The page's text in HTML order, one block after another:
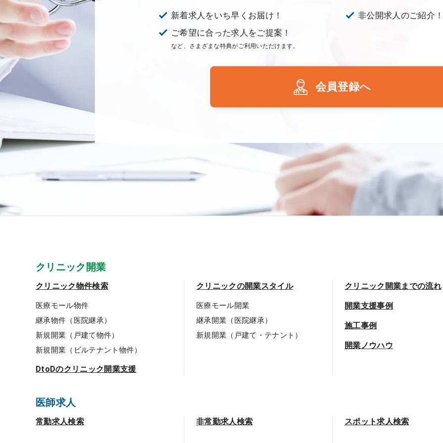
新着求人をいち早くお届け！
非公開求人のご紹介
ご希望に合った求人をご提案！
など、さまざまな特典がご利用いただけます。
会員登録へ
クリニック開業
クリニック物件検索
医療モール物件
継承物件（医院継承）
新規開業（戸建て物件）
新規開業（ビルテナント物件）
DtoDのクリニック開業支援
クリニックの開業スタイル
医療モール開業
継承開業（医院継承）
新規開業（戸建て・テナント）
クリニック開業までの流れ
開業支援事例
施工事例
開業ノウハウ
医師求人
常勤求人検索 非常勤求人検索 スポット求人検索